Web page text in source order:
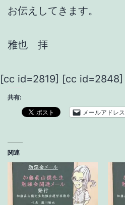
お伝えしてきます。
雅也 拝
[cc id=2819] [cc id=2848]
共有:
メールアドレス
関連